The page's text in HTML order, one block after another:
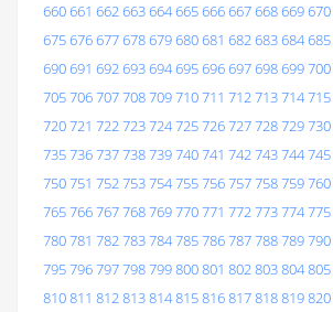
660661 662663664665666667668669670
675676677678679680681 682683684685
690691 692693694695696697698699700
705706707708709710711 712713714715
720721 722723724725726727728729730
735736737738739740741 742743744745
750751 752753754755756757758759760
765766767768769770771 772773774775
780781 782783784785786787788789790
795796797798799800801 802803804805
810811 812813814815816817818819820